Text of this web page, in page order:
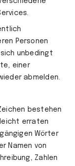
Personen
unbedingt
einer
abmelden.
bestehen
erraten
Wörter
Namen von
Zahlen